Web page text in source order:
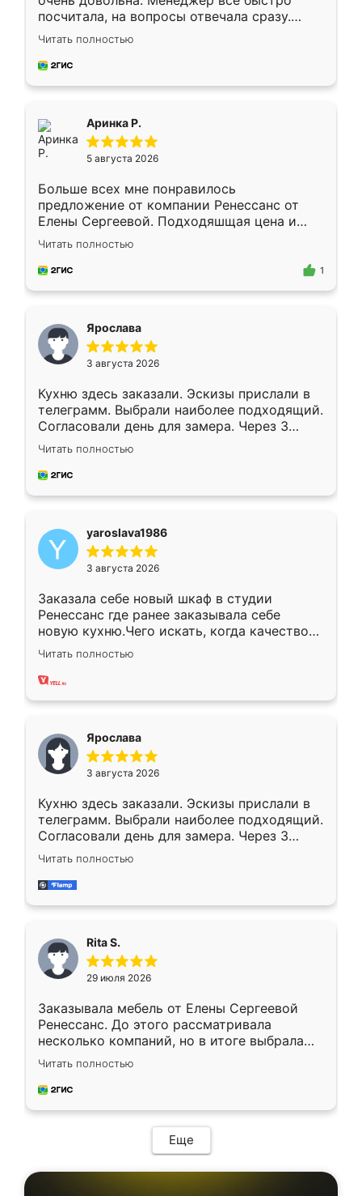
посчитала, на вопросы отвечала сразу.
Замерщик приехал в субботу, подошёл к
делу со всей ответственностью. Собрали
за день, ребята работали аккуратно, даже
Читать полностью
Аринка Р.
5 августа 2026
Больше всех мне понравилось
предложение от компании Ренессанс от
Елены Сергеевой. Подходяшщая цена и
короткие сроки изготовления. Приехавший
для замера сотрудник Владислав
предложил по моему эскизу самый
Читать полностью
1
Ярослава
3 августа 2026
Кухню здесь заказали. Эскизы прислали в
телеграмм. Выбрали наиболее подходящий.
Согласовали день для замера. Через 3
недели кухня была уже готова. Остались
довольны работой. Спасибо Ренессанс
мебель за качественную работу!
Читать полностью
yaroslava1986
3 августа 2026
Заказала себе новый шкаф в студии
Ренессанс где ранее заказывала себе
новую кухню.Чего искать, когда качеством
вполне довольна. Служит кухня уже почти
два года, нареканий нет.
Читать полностью
Ярослава
3 августа 2026
Кухню здесь заказали. Эскизы прислали в
телеграмм. Выбрали наиболее подходящий.
Согласовали день для замера. Через 3
недели кухня была уже готова. Остались
довольны работой. Спасибо Ренессанс
мебель за качественную работу!
Читать полностью
Rita S.
29 июля 2026
Заказывала мебель от Елены Сергеевой
Ренессанс. До этого рассматривала
несколько компаний, но в итоге выбрала
эту. Сначала обговорили условия, потом
приехал замерщик, всё спокойно объяснил
и снял размеры. Изготовили в срок, с
мебель сразу встала на свое место без
каких-либо доработок. Качеством осталась
довольна, все выглядит так, как и ожидала.
Читать полностью
Еще